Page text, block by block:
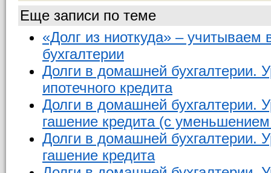
Еще записи по теме
«Долг из ниоткуда» –
бухгалтерии
Долги в домашней бухгалтерии.
ипотечного кредита
Долги в домашней бухгалтерии.
гашение кредита (с
Долги в домашней бухгалтерии.
гашение кредита